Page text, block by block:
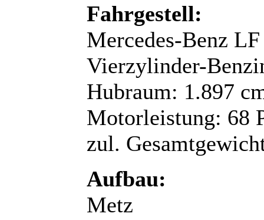
Fahrgestell:
Mercedes-Benz
Vierzylinder-
Hubraum: 1.897
Motorleistung: 68
zul.
Aufbau:
Metz